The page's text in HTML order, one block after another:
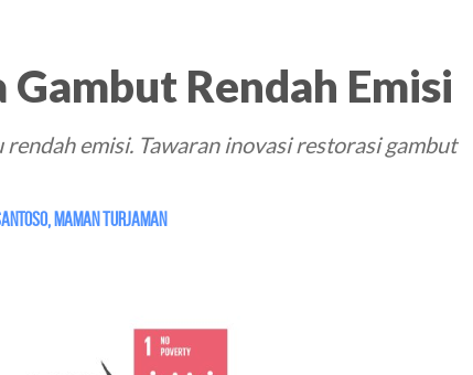
Rendah Emisi
emisi. Tawaran inovasi restorasi gambut
, Maman Turjaman